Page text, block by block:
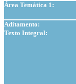
Área Temática 1:
Aditamento:
Texto Integral: